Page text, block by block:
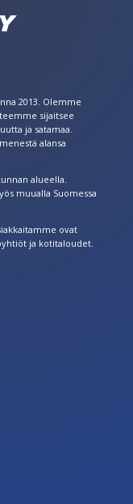
2013. Olemme
sijaitsee
ja satamaa.
alansa
alueella.
muualla Suomessa
ovat
ja kotitaloudet.